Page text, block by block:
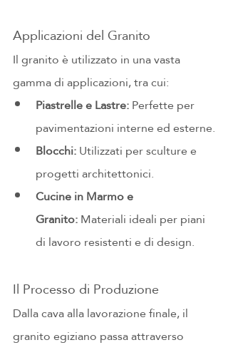
Applicazioni del Granito
Il granito è utilizzato in una vasta
gamma di applicazioni, tra cui:
Piastrelle e Lastre: Perfette per
pavimentazioni interne ed esterne.
Blocchi: Utilizzati per sculture e
progetti architettonici.
Cucine in Marmo e
Granito: Materiali ideali per piani
di lavoro resistenti e di design.
Il Processo di Produzione
Dalla cava alla lavorazione finale, il
granito egiziano passa attraverso